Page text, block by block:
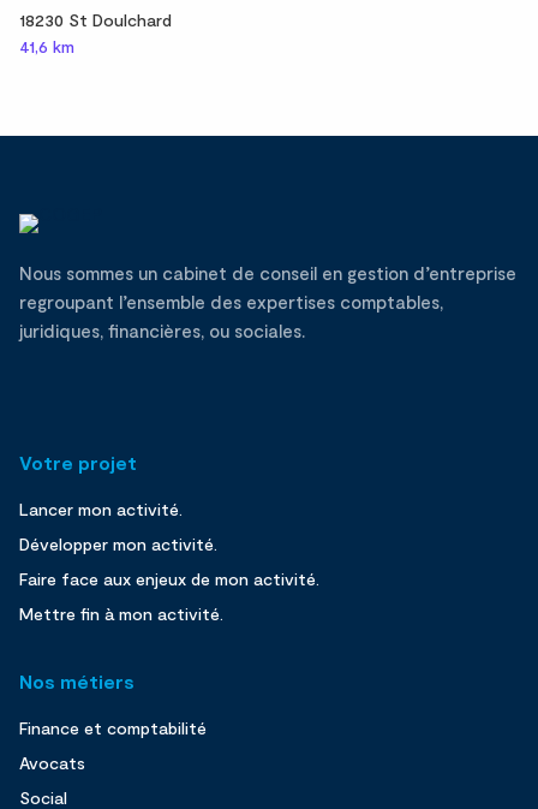
18230 St Doulchard
41,6 km
Nous sommes un cabinet de conseil en gestion d’entreprise
regroupant l’ensemble des expertises comptables,
juridiques, financières, ou sociales.
Votre projet
Lancer mon activité.
Développer mon activité.
Faire face aux enjeux de mon activité.
Mettre fin à mon activité.
Nos métiers
Finance et comptabilité
Avocats
Social